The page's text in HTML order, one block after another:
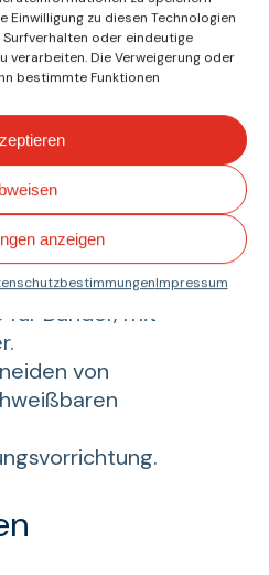
Einwilligung zu diesen Technologien
oder eindeutige
verarbeiten. Die Verweigerung oder
bestimmte Funktionen
anzeigen
Impressum
PVC-Koffer mit
einstellbarer
100 bis 400 ºC
von 30 mm.
von 40 mm.
für Bänder, mit
von